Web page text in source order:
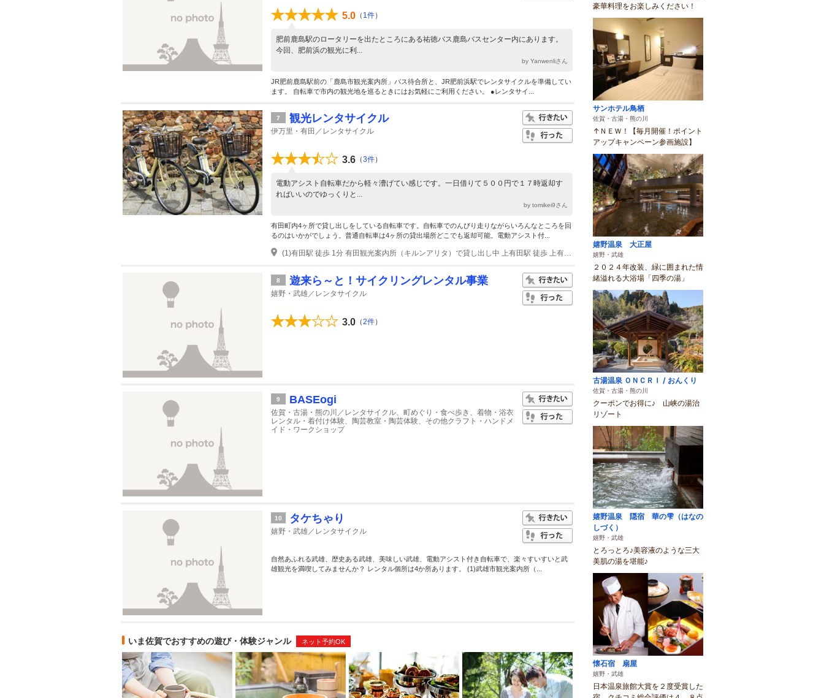
5.0 （ 1件）
肥前鹿島駅のロータリーを出たところにある祐徳バス鹿島バスセンター内にあります。
今回、肥前浜の観光に利...
by Yanwenliさん
JR肥前鹿島駅前の「鹿島市観光案内所」バス待合所と、JR肥前浜駅でレンタサイクルを準備してい
ます。 自転車で市内の観光地を巡るときにはお気軽にご利用ください。 ●レンタサイ...
7 観光レンタサイクル
伊万里・有田／レンタサイクル
3.6 （3件）
電動アシスト自転車だから軽々漕げてい感じです。一日借りて５００円で１７時返却す
ればいいのでゆっくりと...
by tomikei9さん
有田町内4ヶ所で貸し出しをしている自転車です。自転車でのんびり走りながらいろんなところを回
るのはいかがでしょう。普通自転車は4ヶ所の貸出場所どこでも返却可能。電動アシスト付...
(1)有田駅 徒歩 1分 有田観光案内所（キルンアリタ）で貸し出し中 上有田駅 徒歩 上有田駅前(原田酒店)で貸し出し中 上有田駅 徒歩 7分 0.5km 体験工房ろくろ座で貸し出し中 有田駅 タクシー 5分 2.5km 有田館で貸し出し中
8 遊来ら～と！サイクリングレンタル事業
嬉野・武雄／レンタサイクル
3.0 （2件）
9 BASEogi
佐賀・古湯・熊の川／レンタサイクル、町めぐり・食べ歩き、着物・浴衣
レンタル・着付け体験、陶芸教室・陶芸体験、その他クラフト・ハンドメ
イド・ワークショップ
10 タケちゃり
嬉野・武雄／レンタサイクル
自然あふれる武雄、歴史ある武雄、美味しい武雄、電動アシスト付き自転車で、楽々すいすいと武
雄観光を満喫してみませんか？ レンタル個所は4か所あります。 (1)武雄市観光案内所（...
いま佐賀でおすすめの遊び・体験ジャンル ネット予約OK
豪華料理をお楽しみください！
サンホテル鳥栖
佐賀・古湯・熊の川
↑ＮＥＷ！【毎月開催！ポイント
アップキャンペーン参画施設】
嬉野温泉 大正屋
嬉野・武雄
２０２４年改装、緑に囲まれた情
緒溢れる大浴場「四季の湯」
古湯温泉 ＯＮＣＲＩ / おんくり
佐賀・古湯・熊の川
クーポンでお得に♪ 山峡の湯治
リゾート
嬉野温泉 隠宿 華の雫（はなの
しづく）
嬉野・武雄
とろっとろ♪美容液のような三大
美肌の湯を堪能♪
懐石宿 扇屋
嬉野・武雄
日本温泉旅館大賞を２度受賞した